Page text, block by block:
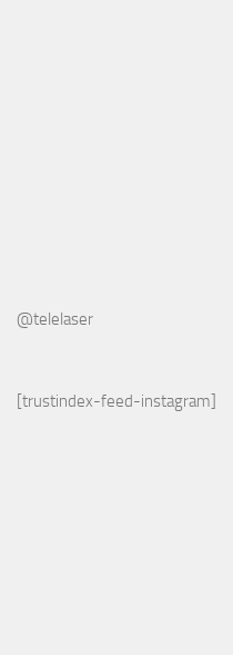
@telelaser
[trustindex-feed-instagram]